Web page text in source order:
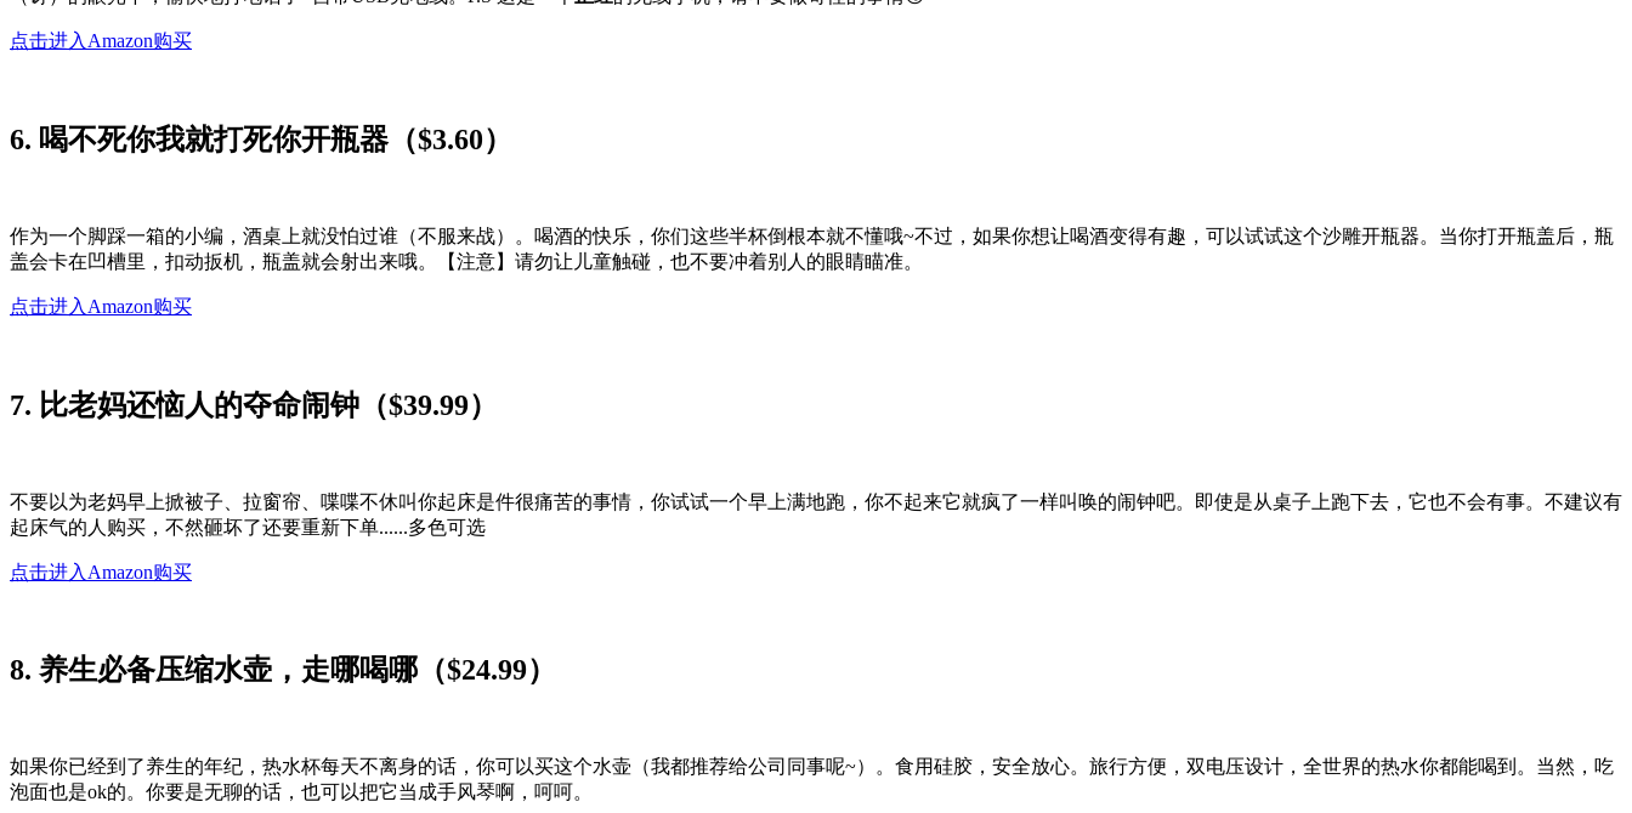
点击进入Amazon购买
6. 喝不死你我就打死你开瓶器（$3.60）
作为一个脚踩一箱的小编，酒桌上就没怕过谁（不服来战）。喝酒的快乐，你们这些半杯倒根本就不懂哦~不过，如果你想让喝酒变得有趣，可以试试这个沙雕开瓶器。当你打开瓶盖后，瓶
盖会卡在凹槽里，扣动扳机，瓶盖就会射出来哦。【注意】请勿让儿童触碰，也不要冲着别人的眼睛瞄准。
点击进入Amazon购买
7. 比老妈还恼人的夺命闹钟（$39.99）
不要以为老妈早上掀被子、拉窗帘、喋喋不休叫你起床是件很痛苦的事情，你试试一个早上满地跑，你不起来它就疯了一样叫唤的闹钟吧。即使是从桌子上跑下去，它也不会有事。不建议有
起床气的人购买，不然砸坏了还要重新下单......多色可选
点击进入Amazon购买
8. 养生必备压缩水壶，走哪喝哪（$24.99）
如果你已经到了养生的年纪，热水杯每天不离身的话，你可以买这个水壶（我都推荐给公司同事呢~）。食用硅胶，安全放心。旅行方便，双电压设计，全世界的热水你都能喝到。当然，吃
泡面也是ok的。你要是无聊的话，也可以把它当成手风琴啊，呵呵。